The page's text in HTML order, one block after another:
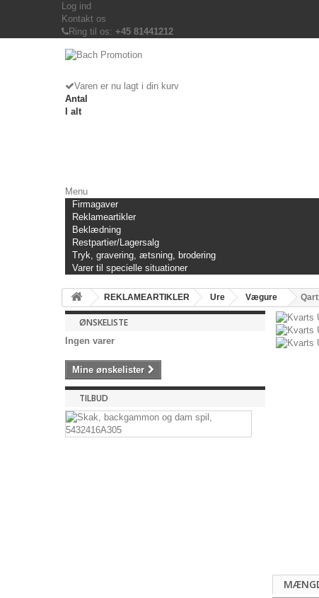
Log ind
Kontakt os
Ring til os: +45 81441212
Varen er nu lagt i din kurv
Antal
I alt
Menu
Firmagaver
Reklameartikler
Beklædning
Restpartier/Lagersalg
Tryk, gravering, ætsning, brodering
Varer til specielle situationer
REKLAMEARTIKLER Ure Vægure
ØNSKELISTE
Ingen varer
Mine ønskelister
TILBUD
33,96 kr
39,95